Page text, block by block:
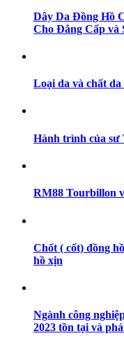
Dây Da Đồng Hồ
Cho Đẳng Cấp và
Loại da và chất
Hành trình của
RM88 Tourbillon
Chốt ( cốt) đồng
hồ xịn
Ngành công
2023 tồn tại và